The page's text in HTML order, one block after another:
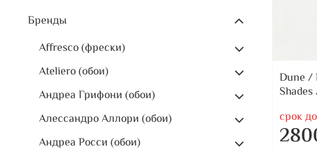
Dune /
срок
Бренды
Affresco (фрески)
Ateliero (обои)
Андреа Грифони (обои)
Алессандро Аллори (обои)
Андреа Росси (обои)